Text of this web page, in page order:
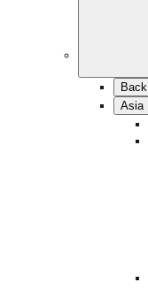
Back
Asia